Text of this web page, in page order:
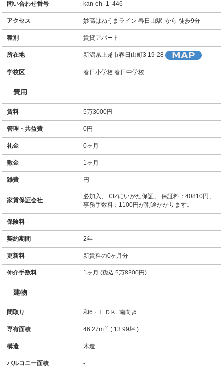
問い合わせ番号 kan-eh_1_446
アクセス 妙高はねうまライン 春日山駅 から 徒歩9分
種別 賃貸アパート
所在地 新潟県上越市春日山町3 19-28
学校区 春日小学校 春日中学校
費用
賃料 5万3000円
管理・共益費 0円
礼金 0ヶ月
敷金 1ヶ月
雑費 円
家賃保証会社
必加入、 CIZにいがた保証、 保証料：40810円、
事務手数料：1100円が別途かかります。
保険料 -
契約期間 2年
更新料 新賃料の0ヶ月分
仲介手数料 1ヶ月 (税込 5万8300円)
建物
間取り 和6・ＬＤＫ 南向き
専有面積 46.27m2 ( 13.99坪 )
構造 木造
バルコニー面積 -